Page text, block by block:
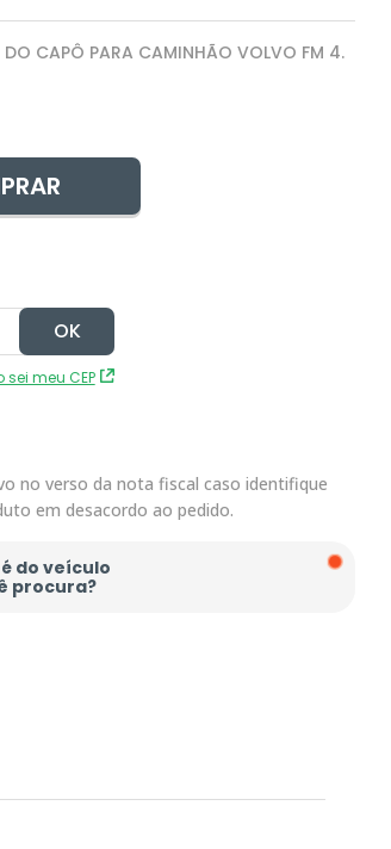
DO CAPÔ PARA CAMINHÃO VOLVO FM 4.
sei meu CEP
no verso da nota fiscal caso identifique
em desacordo ao pedido.
do veículo
procura?